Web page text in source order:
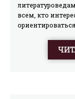
всем, кто
справочником